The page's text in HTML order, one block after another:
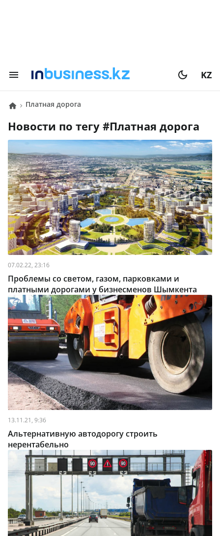
KZ
Платная дорога
Новости по тегу # Платная дорога
07.02.22, 23:16
Проблемы со светом, газом, парковками и
платными дорогами у бизнесменов Шымкента
13.11.21, 9:36
Альтернативную автодорогу строить
нерентабельно